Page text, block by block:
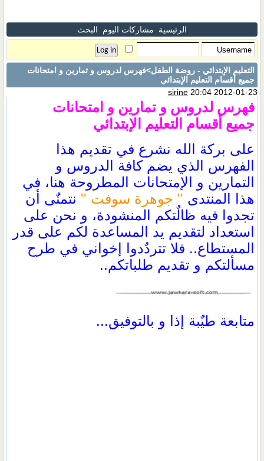
الرئيسية مشاركات اليوم البحث
التعليم الإبتدائي - روضة الطفل>فهرس لدروس و تمارين و امتحانات
جميع أقسام التعليم الإبتدائي
sirine20:04 2012-01-23
فهرس لدروس و تمارين و امتحانات
جميع أقسام التعليم الإبتدائي
على بركة الله نشرع في تقديم هذا
الفهرس الذي يضم كافة الدروس و
التمارين و الإمتحانات المطروحة هنا، في
هذا المنتدى '' جوهرة سوفت '' نتمنٌى أن
تجدوا فيه ظالٌتكم المنشودة، و نحن على
استعداد لتقديم يد المساعدة لكم على قدر
المستطاع.. فلا تتردٌدوا إخواني في طرح
مسألتكم و تقديم طلباتكم..
متابعة طيٌبة إذا و بالتوفيق...